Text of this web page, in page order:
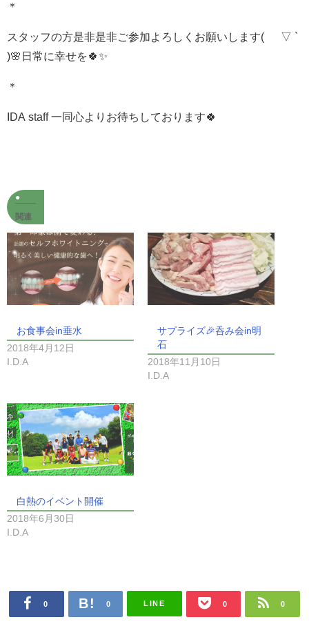
＊
スタッフの方是非是非ご参加よろしくお願いします( ´ ▽ `
)🌸日常に幸せを🍀✨
＊
IDA staff 一同心よりお待ちしております🍀
関連
お食事会in垂水
2018年4月12日
I.D.A
サプライズ🎉呑み会in明
石
2018年11月10日
I.D.A
白熱のイベント開催
2018年6月30日
I.D.A
0 0 LINE 0 0